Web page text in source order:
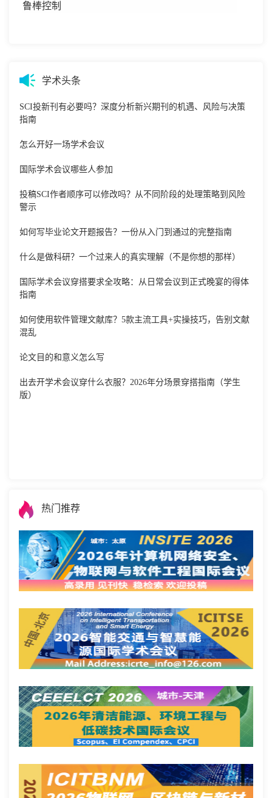
鲁棒控制
学术头条
SCI投新刊有必要吗？深度分析新兴期刊的机遇、风险与决策
指南
怎么开好一场学术会议
国际学术会议哪些人参加
投稿SCI作者顺序可以修改吗？从不同阶段的处理策略到风险
警示
如何写毕业论文开题报告？一份从入门到通过的完整指南
什么是做科研？一个过来人的真实理解（不是你想的那样）
国际学术会议穿搭要求全攻略：从日常会议到正式晚宴的得体
指南
如何使用软件管理文献库？5款主流工具+实操技巧，告别文献
混乱
论文目的和意义怎么写
出去开学术会议穿什么衣服？2026年分场景穿搭指南（学生
版）
热门推荐